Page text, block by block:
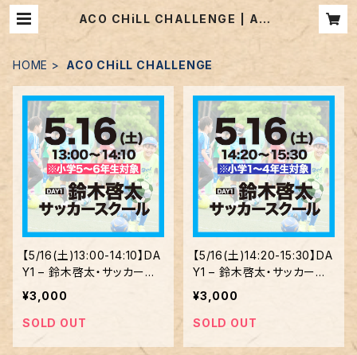
ACO CHiLL CHALLENGE | ACO
CHiLL CAMP CHALLENGE事前
HOME
ACO CHiLL CHALLENGE
【5/16(土)13:00-14:10】DA
Y1 – 鈴木啓太・サッカース
クール ※小学5〜6年生
対象
¥3,000
SOLD OUT
【5/16(土)14:20-15:30】DA
Y1 – 鈴木啓太・サッカース
クール ※小学1〜4年生対
¥3,000
SOLD OUT